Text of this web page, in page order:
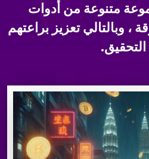
متنوعة من أدوات
، وبالتالي تعزيز براعتهم